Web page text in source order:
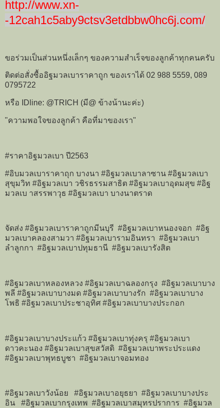
http://www.xn-
-12cah1c5aby9ctsv3etdbbw0hc6j.com/
ขอร่วมเป็นส่วนหนึ่งเล็กๆ ของความสำเร็จของลูกค้าทุกคนครับ
ติดต่อสั่งซื้ออิฐมวลเบาราคาถูก ของเราได้ 02 988 5559, 089
0795722
หรือ IDline: @TRICH (มี@ ข้างน้านะค่ะ)
"ความพอใจของลูกค้า คือที่มาของเรา"
#ราคาอิฐมวลเบา ปี2563
#อิบมวลเบาราคาถุก บางนา #อิฐมวลเบาลาซาน #อิฐมวลเบา
สุขุมวิท #อิฐมวลเบา วชิรธรรมสาธิต #อิฐมวลเบาอุดมสุข #อิฐ
มวลเบ าสรรพาวุธ #อิฐมวลเบา บางนาตราด
จัดส่ง #อิฐมวลเบาราคาถูกมีนบุรี #อิฐมวลเบาหนองจอก #อิฐ
มวลเบาคลองสามวา #อิฐมวลเบารามอินทรา #อิฐมวลเบา
ลำลูกกา #อิฐมวลเบาปทุมธานี #อิฐมวลเบารังสิต
#อิฐมวลเบาหลองหลวง #อิฐมวลเบาฉลองกรุง #อิฐมวลเบาบาง
พลี #อิฐมวลเบาบางมด #อิฐมวลเบาบางรัก #อิฐมวลเบาบาง
โพธิ #อิฐมวลเบาประชาอุทิศ #อิฐมวลเบาบางประกอก
#อิฐมวลเบาบางประแก้ว #อิฐมวลเบาทุ่งครุ #อิฐมวลเบา
ดาวคะนอง #อิฐมวลเบาสุขสวัสดิ #อิฐมวลเบาพระประแดง
#อิฐมวลเบาพุทธบูชา #อิฐมวลเบาจอมทอง
#อิฐมวลเบาวังน้อย #อิฐมวลเบาอยุธยา #อิฐมวลเบาบางประ
อิน #อิฐมวลเบากรุงเทพ #อิฐมวลเบาสมุทรปราการ #อิฐมวล